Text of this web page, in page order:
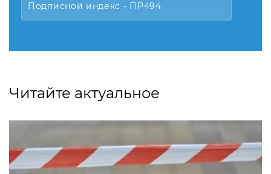
Подписной индекс - ПР494
Читайте актуальное